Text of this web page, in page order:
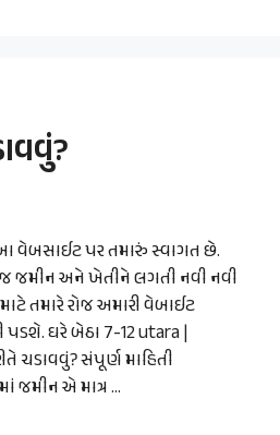
આ વેબસાઈટ પર તમારું સ્વાગત છે.
જમીન અને ખેતીને લગતી નવી નવી
તમારે રોજ અમારી વેબાઈટ
પડશે. ઘરે બેઠા 7-12 utara |
ચડાવવું? સંપૂર્ણ માહિતી
જમીન એ માત્ર …